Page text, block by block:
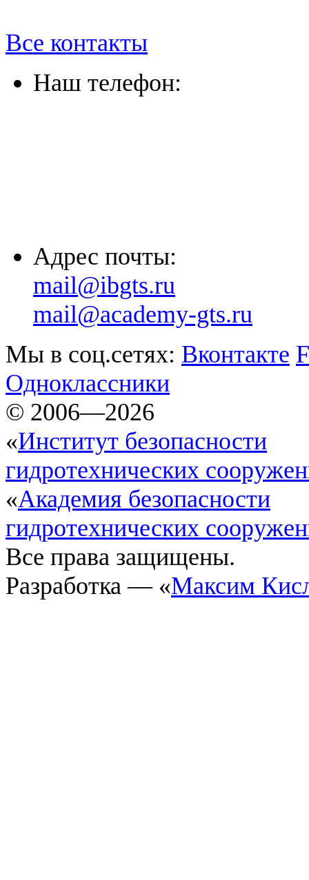
Все контакты
Наш телефон:
Адрес почты:
mail@ibgts.ru
mail@academy-gts.ru
Мы в соц.сетях: Вконтакте
Одноклассники
© 2006—2026
«Институт безопасности
гидротехнических
«Академия безопасности
гидротехнических
Все права защищены.
Разработка — «Максим